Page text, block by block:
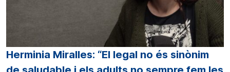
Herminia Miralles: “El legal no és sinònim